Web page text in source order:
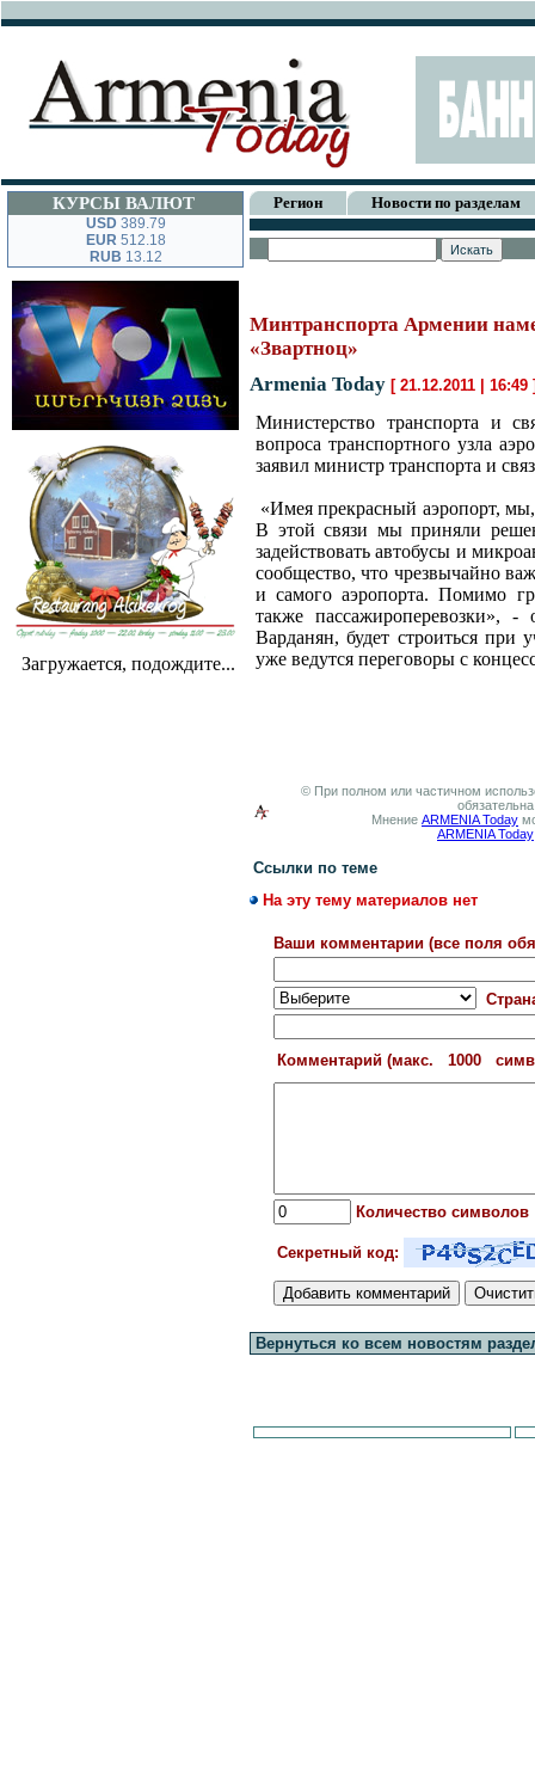
КУРСЫ ВАЛЮТ
USD 389.79
EUR 512.18
RUB 13.12
Загружается, подождите...
Регион Новости по разделам
Минтранспорта Армении
«Звартноц»
Armenia Today [ 21.12.2011 |
Министерство транспорта и
вопроса транспортного узла
заявил министр транспорта и
«Имея прекрасный аэропорт,
В этой связи мы приняли
задействовать автобусы и
сообщество, что чрезвычайно
и самого аэропорта. Помимо
также пассажироперевозки»,
Варданян, будет строиться при
уже ведутся переговоры с
© При полном или частичном
Мнение ARMENIA Today
ARMENIA Today
Ссылки по теме
На эту тему материалов нет
Ваши комментарии (все поля
Комментарий (макс. 1000
Количество символов
Секретный код:
Вернуться ко всем новостям